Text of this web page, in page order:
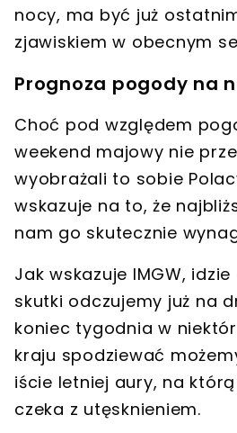
nocy, ma być już
zjawiskiem w obecnym
Prognoza pogody na
Choć pod względem
weekend majowy nie
wyobrażali to sobie
wskazuje na to, że
nam go skutecznie
Jak wskazuje IMGW, idzie
skutki odczujemy już na
koniec tygodnia w
kraju spodziewać
iście letniej aury, na
czeka z utęsknieniem.